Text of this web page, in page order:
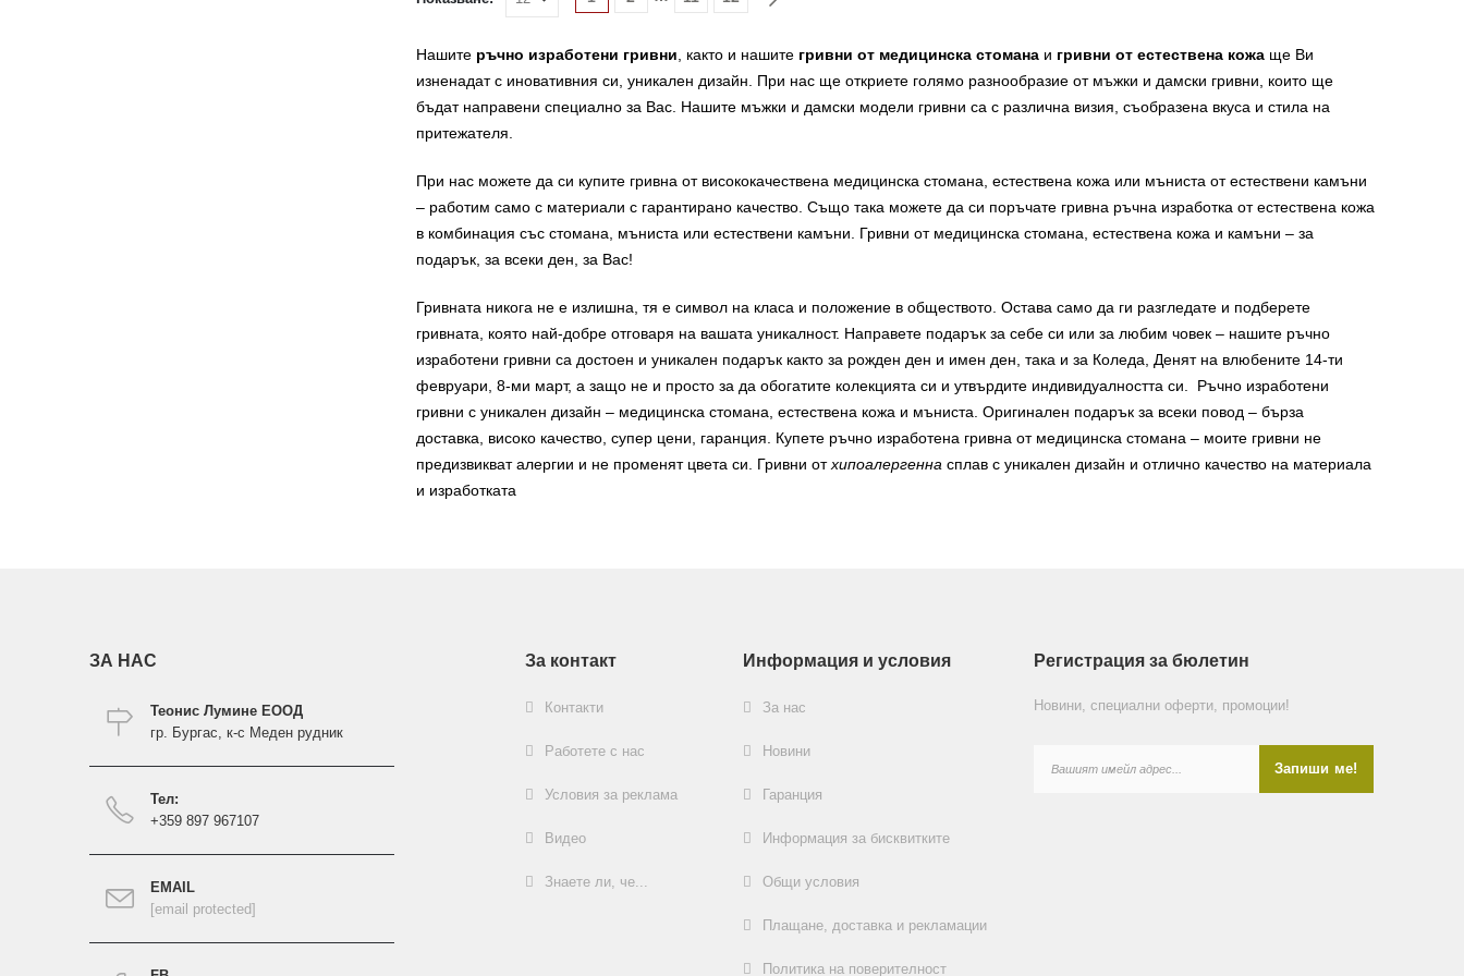
Нашите ръчно изработени гривни , както и нашите гривни от медицинска стомана и гривни от естествена кожа ще Ви
изненадат с иновативния си, уникален дизайн. При нас ще откриете голямо разнообразие от мъжки и дамски гривни, които ще
бъдат направени специално за Вас. Нашите мъжки и дамски модели гривни са с различна визия, съобразена вкуса и стила на
притежателя.
При нас можете да си купите гривна от висококачествена медицинска стомана, естествена кожа или мъниста от естествени камъни
– работим само с материали с гарантирано качество. Също така можете да си поръчате гривна ръчна изработка от естествена кожа
в комбинация със стомана, мъниста или естествени камъни. Гривни от медицинска стомана, естествена кожа и камъни – за
подарък, за всеки ден, за Вас!
Гривната никога не е излишна, тя е символ на класа и положение в обществото. Остава само да ги разгледате и подберете
гривната, която най-добре отговаря на вашата уникалност. Направете подарък за себе си или за любим човек – нашите ръчно
изработени гривни са достоен и уникален подарък както за рожден ден и имен ден, така и за Коледа, Денят на влюбените 14-ти
февруари, 8-ми март, а защо не и просто за да обогатите колекцията си и утвърдите индивидуалността си. Ръчно изработени
гривни с уникален дизайн – медицинска стомана, естествена кожа и мъниста. Оригинален подарък за всеки повод – бърза
доставка, високо качество, супер цени, гаранция. Купете ръчно изработена гривна от медицинска стомана – моите гривни не
предизвикват алергии и не променят цвета си. Гривни отхипоалергенна сплав с уникален дизайн и отлично качество на материала
и изработката
ЗА НАС
Теонис Лумине ЕООД
гр. Бургас, к-с Меден рудник
Тел:
+359 897 967107
EMAIL
[email protected]
За контакт
Контакти
Работете с нас
Условия за реклама
Видео
Знаете ли, че...
Информация и условия
За нас
Новини
Гаранция
Информация за бисквитките
Общи условия
Плащане, доставка и рекламации
Политика на поверителност
Регистрация за бюлетин
Новини, специални оферти, промоции!